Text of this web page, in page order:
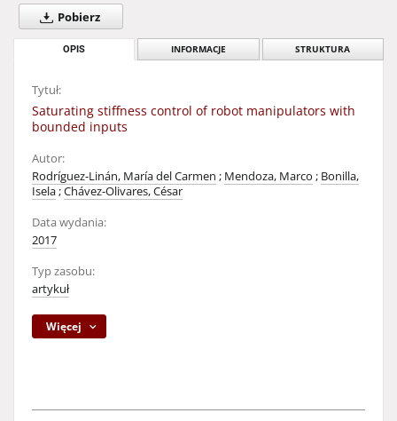
Pobierz
OPIS INFORMACJE STRUKTURA
Tytuł:
Saturating stiffness control of robot manipulators with
bounded inputs
Autor:
Rodríguez-Linán, María del Carmen ; Mendoza, Marco ; Bonilla,
Isela;Chávez-Olivares, César
Data wydania:
2017
Typ zasobu:
artykuł
Więcej